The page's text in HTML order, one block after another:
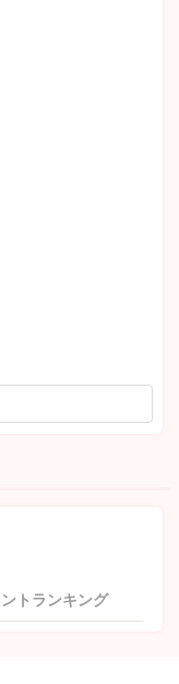
トランキング